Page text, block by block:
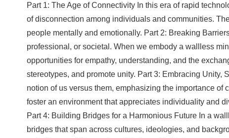
Part 1: The Age of Connectivity In this era of rapid
of disconnection among individuals and communities.
people mentally and emotionally. Part 2: Breaking
professional, or societal. When we embody a wallless
opportunities for empathy, understanding, and the
stereotypes, and promote unity. Part 3: Embracing
notion of us versus them, emphasizing the importance
foster an environment that appreciates individuality and
Part 4: Building Bridges for a Harmonious Future In a
bridges that span across cultures, ideologies, and